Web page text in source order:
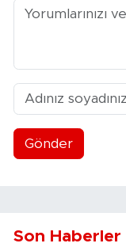
Gönder
Son Haberler